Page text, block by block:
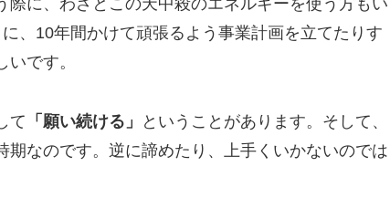
に、わざとこの天中殺のエネルギーを使う方もい
、10年間かけて頑張るよう事業計画を立てたりす
です。
て 「願い続ける」
ということがあります。そして、
期なのです。逆に諦めたり、上手くいかないのでは